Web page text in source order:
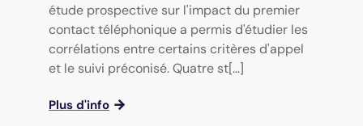
étude prospective sur l'impact du premier
contact téléphonique a permis d'étudier les
corrélations entre certains critères d'appel
et le suivi préconisé. Quatre st[...]
Plus d'info